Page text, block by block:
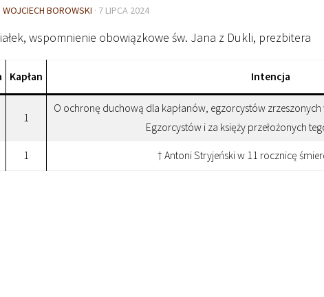
WOJCIECH BOROWSKI · 7 LIPCA 2024
wspomnienie obowiązkowe św. Jana z Dukli, prezbitera
Kapłan Intencja
1
O ochronę duchową dla kapłanów, egzorcystów
Egzorcystów i za księży przełożonych
1 † Antoni Stryjeński w 11 rocznicę